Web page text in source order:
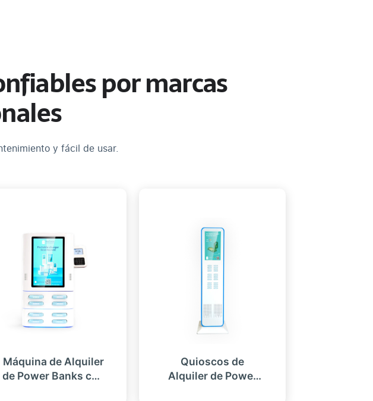
por marcas
y fácil de usar.
Máquina de Alquiler
de Power Banks con
Quioscos de
Alquiler de Power